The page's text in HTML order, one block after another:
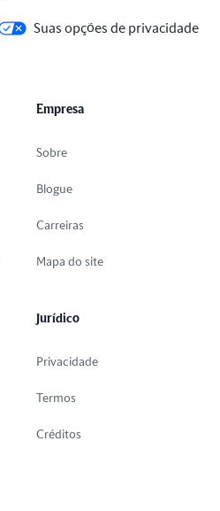
Suas opções de privacidade
Empresa
Sobre
Blogue
Carreiras
Mapa do site
Jurídico
Privacidade
Termos
Créditos